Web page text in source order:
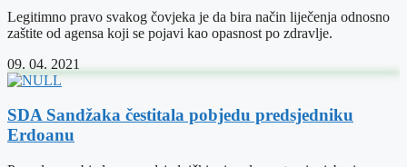
Legitimno pravo svakog čovjeka je da bira način liječenja odnosno
zaštite od agensa koji se pojavi kao opasnost po zdravlje.
09. 04. 2021
SDA Sandžaka čestitala pobjedu predsjedniku
Erdoanu